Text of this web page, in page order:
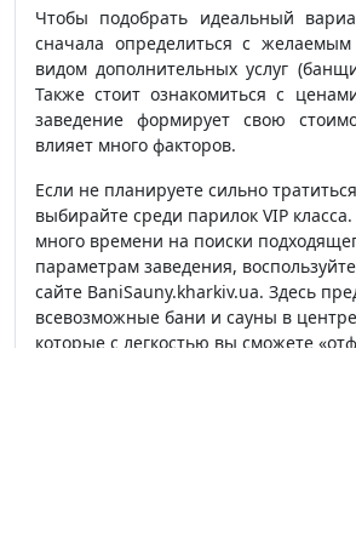
Чтобы подобрать идеальный
сначала определиться с
видом дополнительных услуг
Также стоит ознакомиться с
заведение формирует свою
влияет много факторов.
Если не планируете сильно
выбирайте среди парилок VIP
много времени на поиски
параметрам заведения,
сайте BaniSauny.kharkiv.ua. Здесь
всевозможные бани и сауны в
которые с легкостью вы сможете